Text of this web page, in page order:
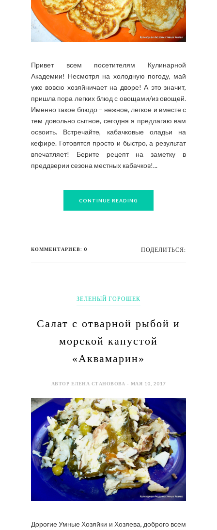
Привет всем посетителям Кулинарной
Академии! Несмотря на холодную погоду, май
уже вовсю хозяйничает на дворе! А это значит,
пришла пора легких блюд с овощами/из овощей.
Именно такое блюдо – нежное, легкое и вместе с
тем довольно сытное, сегодня я предлагаю вам
освоить. Встречайте, кабачковые оладьи на
кефире. Готовятся просто и быстро, а результат
впечатляет! Берите рецепт на заметку в
преддверии сезона местных кабачков!...
CONTINUE READING
КОММЕНТАРИЕВ: 0 ПОДЕЛИТЬСЯ:
ЗЕЛЕНЫЙ ГОРОШЕК
Салат с отварной рыбой и
морской капустой
«Аквамарин»
АВТОР ЕЛЕНА СТАНОВОВА - МАЯ 10, 2017
Дорогие Умные Хозяйки и Хозяева, доброго всем